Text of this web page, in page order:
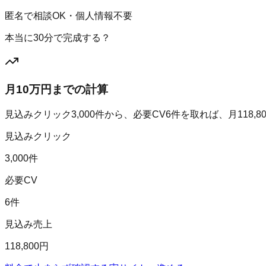
匿名で相談OK・個人情報不要
本当に30分で完成する？
月10万円までの計算
見込みクリック3,000件から、必要CV6件を取れば、月
見込みクリック
3,000件
必要CV
6件
見込み売上
118,800円